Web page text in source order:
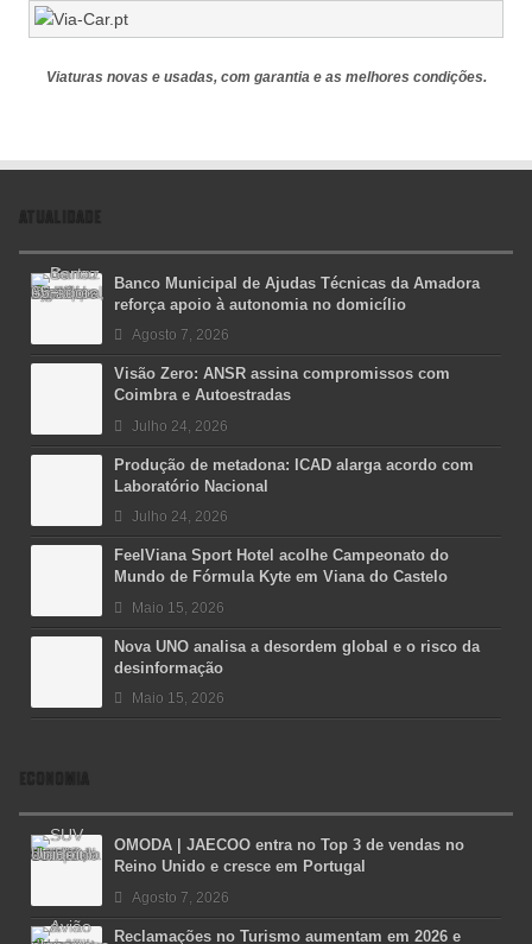
Viaturas novas e usadas, com garantia e as melhores condições.
ATUALIDADE
Banco Municipal de Ajudas Técnicas da Amadora
reforça apoio à autonomia no domicílio
Agosto 7, 2026
Visão Zero: ANSR assina compromissos com
Coimbra e Autoestradas
Julho 24, 2026
Produção de metadona: ICAD alarga acordo com
Laboratório Nacional
Julho 24, 2026
FeelViana Sport Hotel acolhe Campeonato do
Mundo de Fórmula Kyte em Viana do Castelo
Maio 15, 2026
Nova UNO analisa a desordem global e o risco da
desinformação
Maio 15, 2026
ECONOMIA
OMODA | JAECOO entra no Top 3 de vendas no
Reino Unido e cresce em Portugal
Agosto 7, 2026
Reclamações no Turismo aumentam em 2026 e